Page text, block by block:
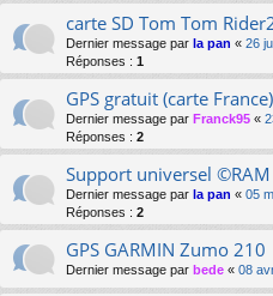
carte SD Tom Tom
Dernier message par la pan « 26
Réponses : 1
GPS gratuit (carte
Dernier message par Franck95 «
Réponses : 2
Support universel ©RAM
Dernier message par la pan « 05
Réponses : 2
GPS GARMIN Zumo 210
Dernier message par bede « 08